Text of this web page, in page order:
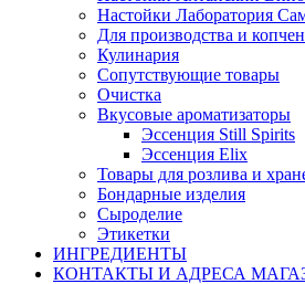
Настойки Лаборатория
Для производства и
Кулинария
Сопутствующие товары
Очистка
Вкусовые ароматизаторы
Эссенция Still Spirits
Эссенция Elix
Товары для розлива и
Бондарные изделия
Cыроделие
Этикетки
ИНГРЕДИЕНТЫ
КОНТАКТЫ И АДРЕСА